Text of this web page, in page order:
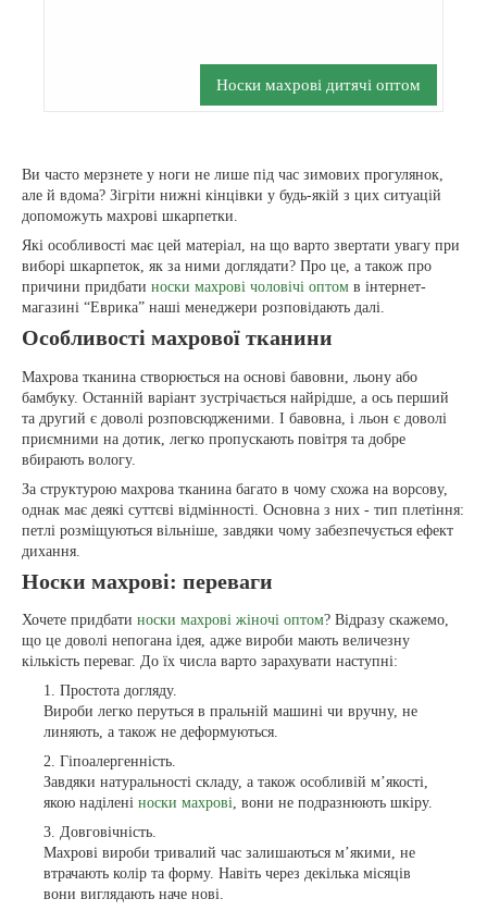
Носки махрові дитячі оптом
Ви часто мерзнете у ноги не лише під час зимових прогулянок,
але й вдома? Зігріти нижні кінцівки у будь-якій з цих ситуацій
допоможуть махрові шкарпетки.
Які особливості має цей матеріал, на що варто звертати увагу при
виборі шкарпеток, як за ними доглядати? Про це, а також про
причини придбати носки махрові чоловічі оптом в інтернет-
магазині “Еврика” наші менеджери розповідають далі.
Особливості махрової тканини
Махрова тканина створюється на основі бавовни, льону або
бамбуку. Останній варіант зустрічається найрідше, а ось перший
та другий є доволі розповсюдженими. І бавовна, і льон є доволі
приємними на дотик, легко пропускають повітря та добре
вбирають вологу.
За структурою махрова тканина багато в чому схожа на ворсову,
однак має деякі суттєві відмінності. Основна з них - тип плетіння:
петлі розміщуються вільніше, завдяки чому забезпечується ефект
дихання.
Носки махрові: переваги
Хочете придбати носки махрові жіночі оптом? Відразу скажемо,
що це доволі непогана ідея, адже вироби мають величезну
кількість переваг. До їх числа варто зарахувати наступні:
Простота догляду.
Вироби легко перуться в пральній машині чи вручну, не
линяють, а також не деформуються.
Гіпоалергенність.
Завдяки натуральності складу, а також особливій м’якості,
якою наділені носки махрові, вони не подразнюють шкіру.
Довговічність.
Махрові вироби тривалий час залишаються м’якими, не
втрачають колір та форму. Навіть через декілька місяців
вони виглядають наче нові.